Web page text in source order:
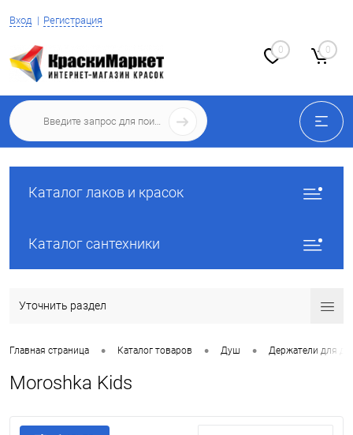
Вход Регистрация
0 0
Каталог лаков и красок
Каталог сантехники
Уточнить раздел
Главная страница • Каталог товаров • Душ • Держатели для
Moroshka Kids